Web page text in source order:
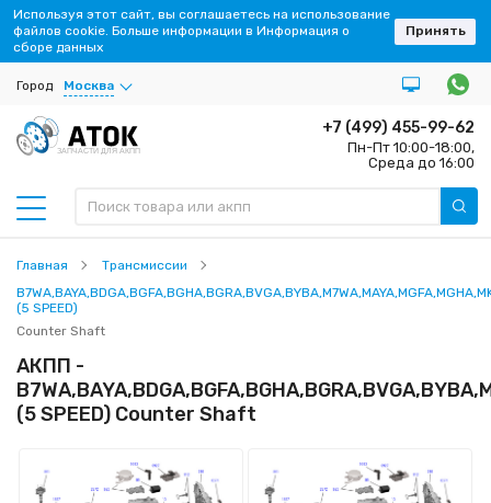
Город Москва
ЗАПЧАСТИ ДЛЯ АКПП
+7 (499) 455-99-62
Пн-Пт 10:00-18:00,
Среда до 16:00
Главная
Трансмиссии
(5 SPEED)
Counter Shaft
АКПП -
(5 SPEED) Counter Shaft
Используя этот сайт, вы соглашаетесь на использование
файлов cookie. Больше информации в Информация о
сборе данных
Принять